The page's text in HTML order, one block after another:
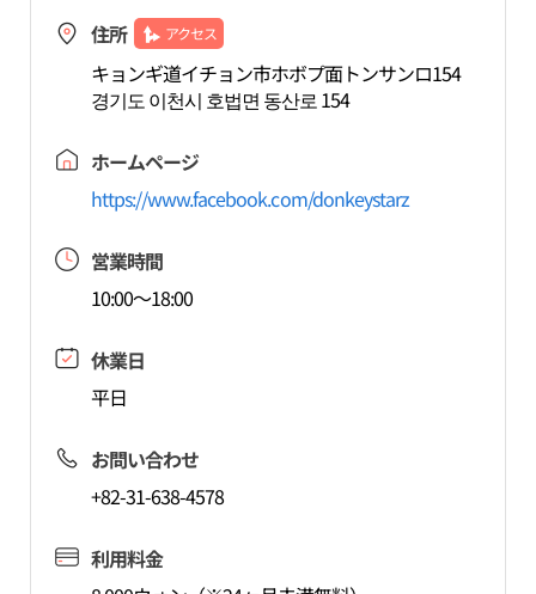
住所 アクセス
キョンギ道イチョン市ホボプ面トンサンロ154
경기도 이천시 호법면 동산로 154
ホームページ
https://www.facebook.com/donkeystarz
営業時間
10:00～18:00
休業日
平日
お問い合わせ
+82-31-638-4578
利用料金